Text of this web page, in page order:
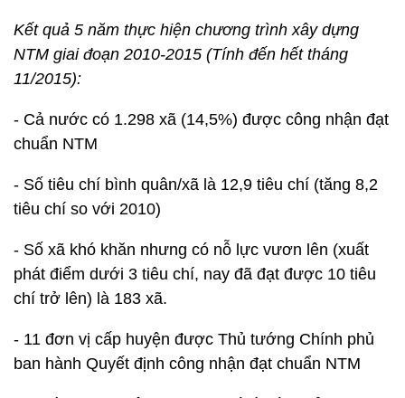
Kết quả 5 năm thực hiện chương trình xây dựng
NTM giai đoạn 2010-2015 (Tính đến hết tháng
11/2015):
- Cả nước có 1.298 xã (14,5%) được công nhận đạt
chuẩn NTM
- Số tiêu chí bình quân/xã là 12,9 tiêu chí (tăng 8,2
tiêu chí so với 2010)
- Số xã khó khăn nhưng có nỗ lực vươn lên (xuất
phát điểm dưới 3 tiêu chí, nay đã đạt được 10 tiêu
chí trở lên) là 183 xã.
- 11 đơn vị cấp huyện được Thủ tướng Chính phủ
ban hành Quyết định công nhận đạt chuẩn NTM